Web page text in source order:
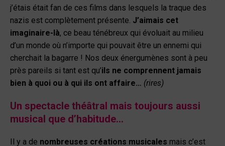
j’étais était fan de ces films dans lesquels la traque des
nazis est complètement présente. J’aimais cet
imaginaire-là, ce beau ténébreux qui évoluait au milieu
d’un monde où n’importe qui pouvait être un ennemi qui
cherchait la bagarre ! Nos deux énergumènes sont à peu
près pareils si tant est qu’ils ne comprennent jamais
bien à quoi ou à qui ils ont affaire… (rires)
Un spectacle théâtral mais toujours aussi
musical que d’habitude…
Il y a de nombreuses créations musicales mais c’est